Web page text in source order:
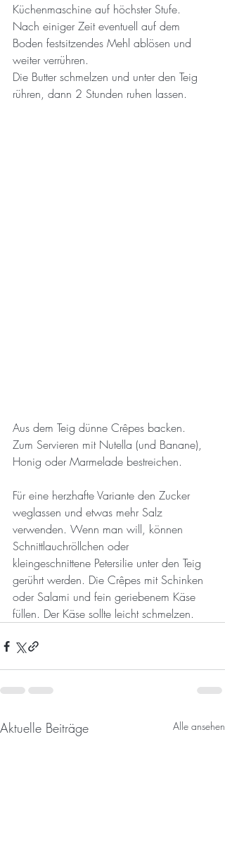
Küchenmaschine auf höchster Stufe.
Nach einiger Zeit eventuell auf dem
Boden festsitzendes Mehl ablösen und
weiter verrühren.
Die Butter schmelzen und unter den Teig
rühren, dann 2 Stunden ruhen lassen.
Aus dem Teig dünne Crêpes backen.
Zum Servieren mit Nutella (und Banane),
Honig oder Marmelade bestreichen.
Für eine herzhafte Variante den Zucker
weglassen und etwas mehr Salz
verwenden. Wenn man will, können
Schnittlauchröllchen oder
kleingeschnittene Petersilie unter den Teig
gerührt werden. Die Crêpes mit Schinken
oder Salami und fein geriebenem Käse
füllen. Der Käse sollte leicht schmelzen.
Aktuelle Beiträge Alle ansehen